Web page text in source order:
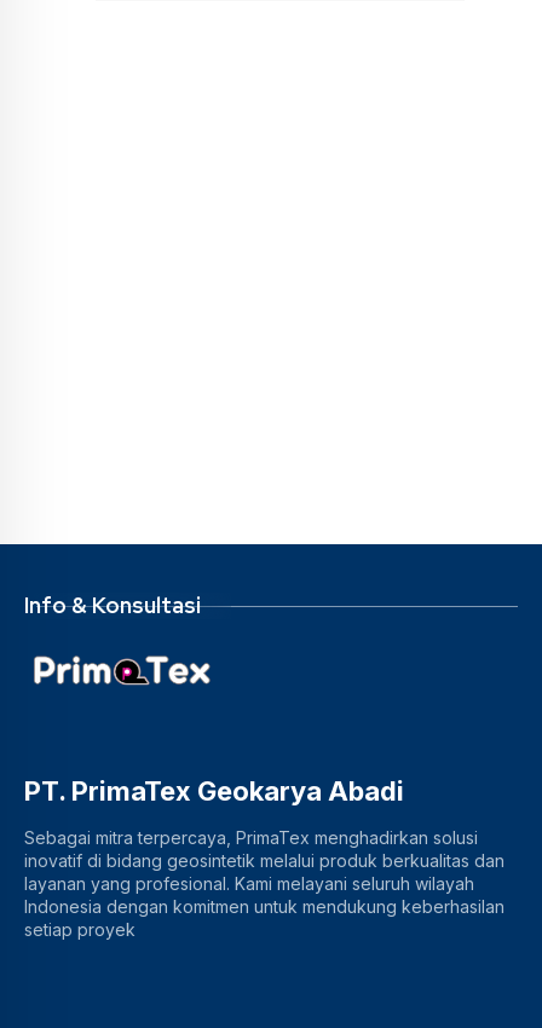
Info & Konsultasi
PT. PrimaTex Geokarya Abadi
Sebagai mitra terpercaya, PrimaTex menghadirkan solusi
inovatif di bidang geosintetik melalui produk berkualitas dan
layanan yang profesional. Kami melayani seluruh wilayah
Indonesia dengan komitmen untuk mendukung keberhasilan
setiap proyek